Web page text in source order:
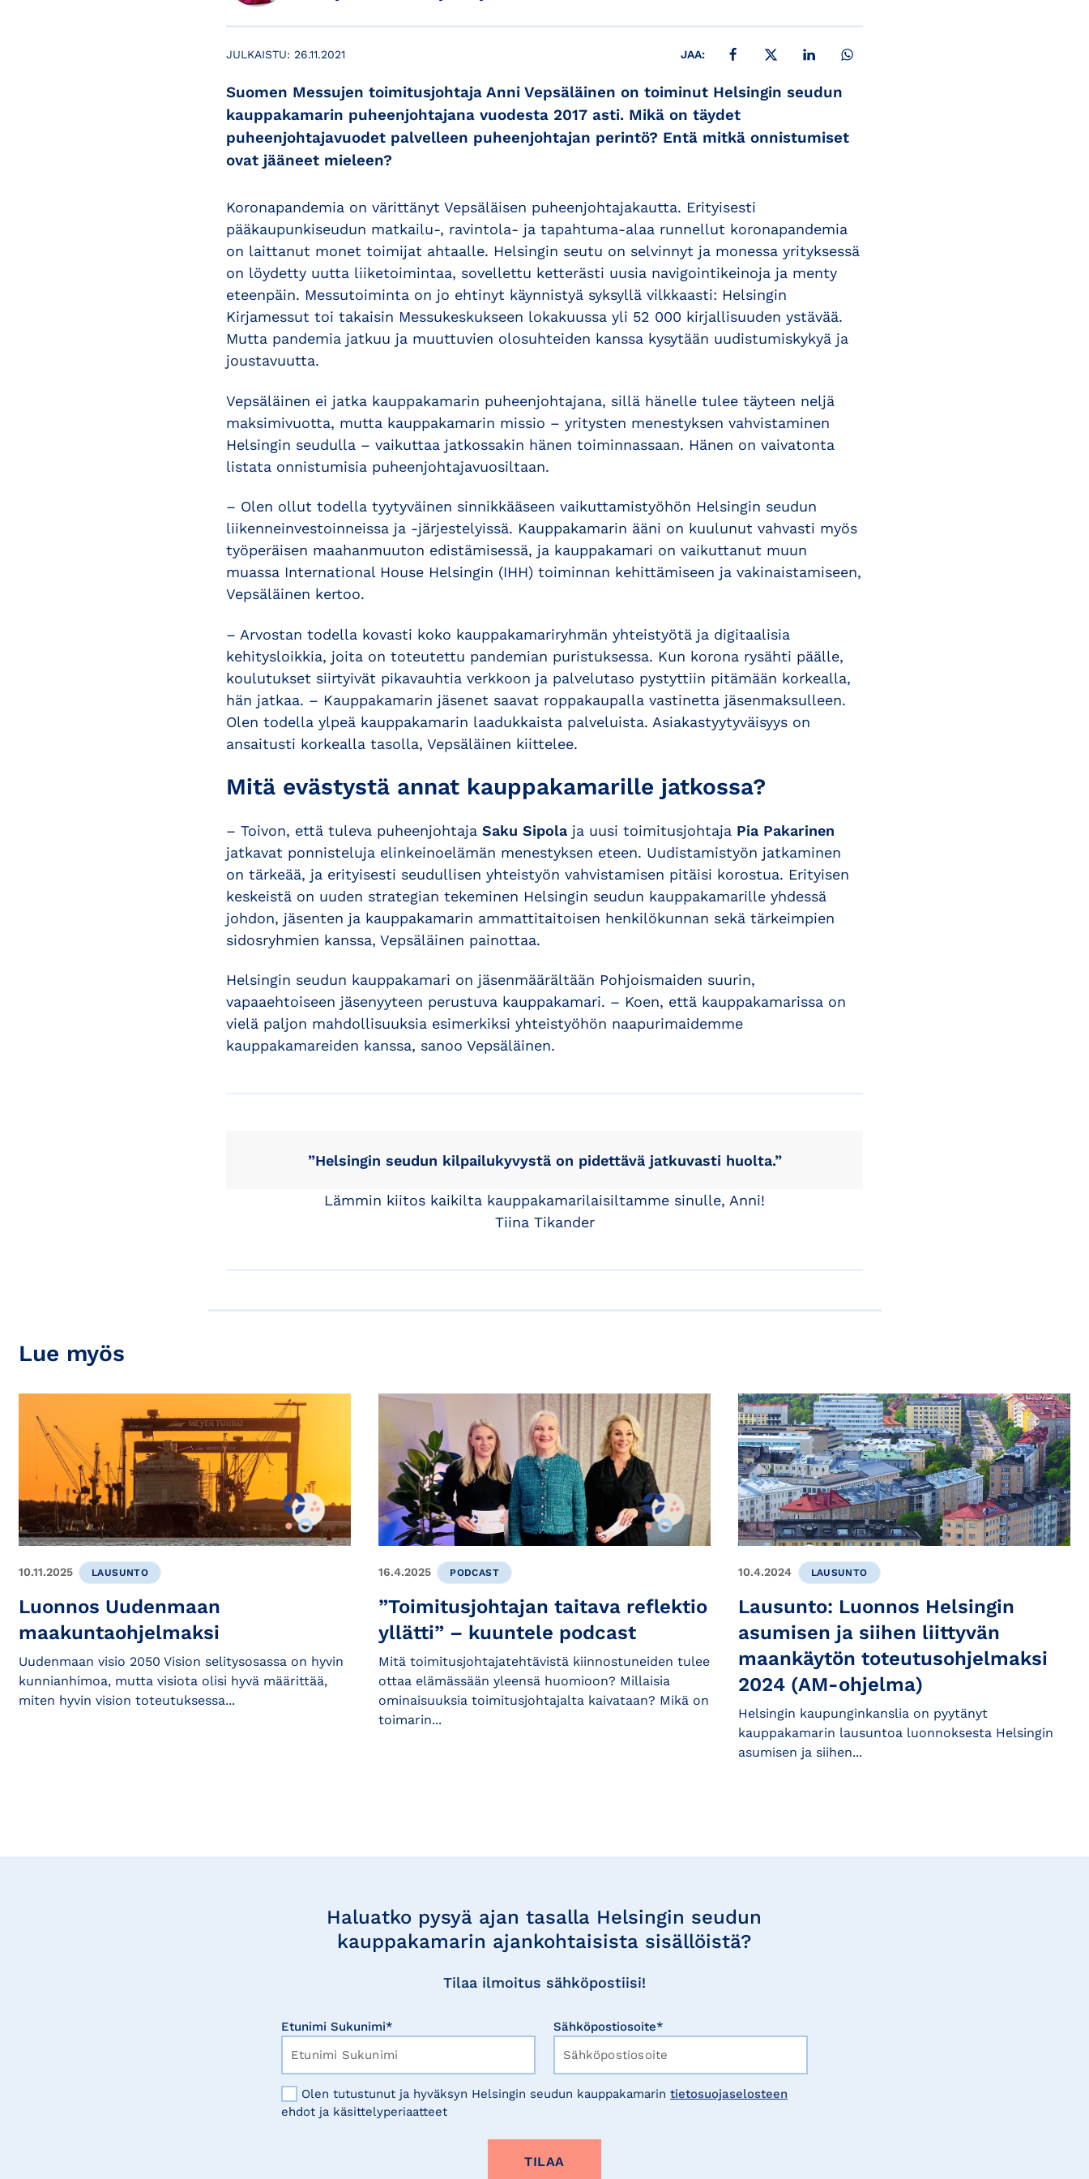
JULKAISTU: 26.11.2021 JAA: JAA FACEBOOKISSA
JAA X:SSÄ JAA LINKEDINISSÄ
Suomen Messujen toimitusjohtaja Anni Vepsäläinen on toiminut Helsingin seudun
kauppakamarin puheenjohtajana vuodesta 2017 asti. Mikä on täydet
puheenjohtajavuodet palvelleen puheenjohtajan perintö? Entä mitkä onnistumiset
ovat jääneet mieleen?
Koronapandemia on värittänyt Vepsäläisen puheenjohtajakautta. Erityisesti
pääkaupunkiseudun matkailu-, ravintola- ja tapahtuma-alaa runnellut koronapandemia
on laittanut monet toimijat ahtaalle. Helsingin seutu on selvinnyt ja monessa yrityksessä
on löydetty uutta liiketoimintaa, sovellettu ketterästi uusia navigointikeinoja ja menty
eteenpäin. Messutoiminta on jo ehtinyt käynnistyä syksyllä vilkkaasti: Helsingin
Kirjamessut toi takaisin Messukeskukseen lokakuussa yli 52 000 kirjallisuuden ystävää.
Mutta pandemia jatkuu ja muuttuvien olosuhteiden kanssa kysytään uudistumiskykyä ja
joustavuutta.
Vepsäläinen ei jatka kauppakamarin puheenjohtajana, sillä hänelle tulee täyteen neljä
maksimivuotta, mutta kauppakamarin missio – yritysten menestyksen vahvistaminen
Helsingin seudulla – vaikuttaa jatkossakin hänen toiminnassaan. Hänen on vaivatonta
listata onnistumisia puheenjohtajavuosiltaan.
– Olen ollut todella tyytyväinen sinnikkääseen vaikuttamistyöhön Helsingin seudun
liikenneinvestoinneissa ja -järjestelyissä. Kauppakamarin ääni on kuulunut vahvasti myös
työperäisen maahanmuuton edistämisessä, ja kauppakamari on vaikuttanut muun
muassa International House Helsingin (IHH) toiminnan kehittämiseen ja vakinaistamiseen,
Vepsäläinen kertoo.
– Arvostan todella kovasti koko kauppakamariryhmän yhteistyötä ja digitaalisia
kehitysloikkia, joita on toteutettu pandemian puristuksessa. Kun korona rysähti päälle,
koulutukset siirtyivät pikavauhtia verkkoon ja palvelutaso pystyttiin pitämään korkealla,
hän jatkaa. – Kauppakamarin jäsenet saavat roppakaupalla vastinetta jäsenmaksulleen.
Olen todella ylpeä kauppakamarin laadukkaista palveluista. Asiakastyytyväisyys on
ansaitusti korkealla tasolla, Vepsäläinen kiittelee.
Mitä evästystä annat kauppakamarille jatkossa?
– Toivon, että tuleva puheenjohtaja Saku Sipola ja uusi toimitusjohtaja Pia Pakarinen
jatkavat ponnisteluja elinkeinoelämän menestyksen eteen. Uudistamistyön jatkaminen
on tärkeää, ja erityisesti seudullisen yhteistyön vahvistamisen pitäisi korostua. Erityisen
keskeistä on uuden strategian tekeminen Helsingin seudun kauppakamarille yhdessä
johdon, jäsenten ja kauppakamarin ammattitaitoisen henkilökunnan sekä tärkeimpien
sidosryhmien kanssa, Vepsäläinen painottaa.
Helsingin seudun kauppakamari on jäsenmäärältään Pohjoismaiden suurin,
vapaaehtoiseen jäsenyyteen perustuva kauppakamari. – Koen, että kauppakamarissa on
vielä paljon mahdollisuuksia esimerkiksi yhteistyöhön naapurimaidemme
kauppakamareiden kanssa, sanoo Vepsäläinen.
”Helsingin seudun kilpailukyvystä on pidettävä jatkuvasti huolta.”
Lämmin kiitos kaikilta kauppakamarilaisiltamme sinulle, Anni!
Tiina Tikander
Lue myös
10.11.2025 LAUSUNTO
Luonnos Uudenmaan
maakuntaohjelmaksi
Uudenmaan visio 2050 Vision selitysosassa on hyvin
kunnianhimoa, mutta visiota olisi hyvä määrittää,
miten hyvin vision toteutuksessa...
16.4.2025 PODCAST
”Toimitusjohtajan taitava reflektio
yllätti” – kuuntele podcast
Mitä toimitusjohtajatehtävistä kiinnostuneiden tulee
ottaa elämässään yleensä huomioon? Millaisia
ominaisuuksia toimitusjohtajalta kaivataan? Mikä on
toimarin...
10.4.2024 LAUSUNTO
Lausunto: Luonnos Helsingin
asumisen ja siihen liittyvän
maankäytön toteutusohjelmaksi
2024 (AM-ohjelma)
Helsingin kaupunginkanslia on pyytänyt
kauppakamarin lausuntoa luonnoksesta Helsingin
asumisen ja siihen...
Haluatko pysyä ajan tasalla Helsingin seudun
kauppakamarin ajankohtaisista sisällöistä?
Tilaa ilmoitus sähköpostiisi!
Etunimi Sukunimi* Sähköpostiosoite*
Olen tutustunut ja hyväksyn Helsingin seudun kauppakamarin tietosuojaselosteen
ehdot ja käsittelyperiaatteet